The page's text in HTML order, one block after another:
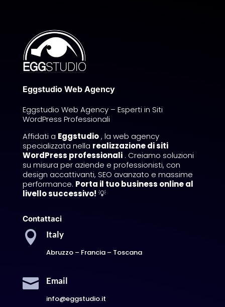
Eggstudio Web Agency
Eggstudio Web Agency – Esperti in Siti
WordPress Professionali
Affidati a Eggstudio, la web agency
specializzata nella realizzazione di siti
WordPress professionali. Creiamo soluzioni
su misura per aziende e professionisti, con
design accattivanti, SEO avanzato e massime
performance. Porta il tuo business online al
livello successivo! 💡
Contattaci
 Italy
Abruzzo – Francia – Toscana
 Email
info@eggstudio.it